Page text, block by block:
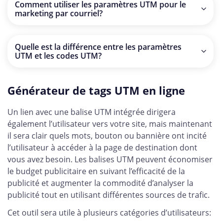
UTM est formée, vous pouvez copier le lien résultant ou
générer une URL courte.
pour suivre des détails spécifiques tels que le type de
contenu ou le public cible.
Comment utiliser les paramètres UTM pour le
marketing par courriel?
cliquent et se convertissent, ce qui vous permet
d'optimiser vos futures campagnes de marketing.
Quelle est la différence entre les paramètres
UTM et les codes UTM?
fait généralement référence à l'ensemble de la chaîne de
Générateur de tags UTM en ligne
Un lien avec une balise UTM intégrée dirigera
également l’utilisateur vers votre site, mais maintenant
il sera clair quels mots, bouton ou bannière ont incité
l’utilisateur à accéder à la page de destination dont
vous avez besoin. Les balises UTM peuvent économiser
le budget publicitaire en suivant l’efficacité de la
publicité et augmenter la commodité d’analyser la
publicité tout en utilisant différentes sources de trafic.
Cet outil sera utile à plusieurs catégories d’utilisateurs: